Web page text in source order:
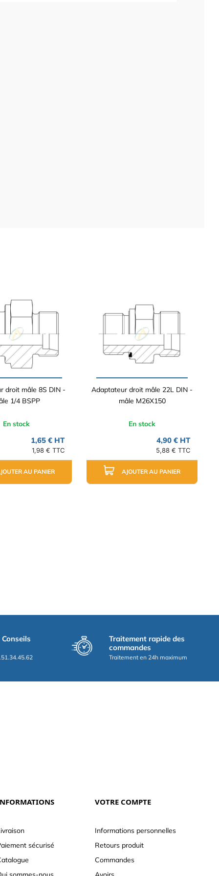
droit mâle 8S DIN -
1/4 BSPP
En stock
1,65 € HT
1,98 € TTC
AU PANIER
Adaptateur droit mâle 22L DIN -
mâle M26X150
En stock
4,90 € HT
5,88 € TTC
AJOUTER AU PANIER
Traitement rapide des
commandes
Traitement en 24h maximum
sécurisé
VOTRE COMPTE
Informations personnelles
Retours produit
Commandes